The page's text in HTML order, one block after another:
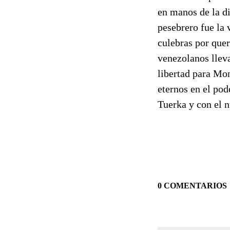
en manos de la
pesebrero fue la
culebras por
venezolanos
libertad para
eternos en el
Tuerka y con el
0 COMENTARIOS